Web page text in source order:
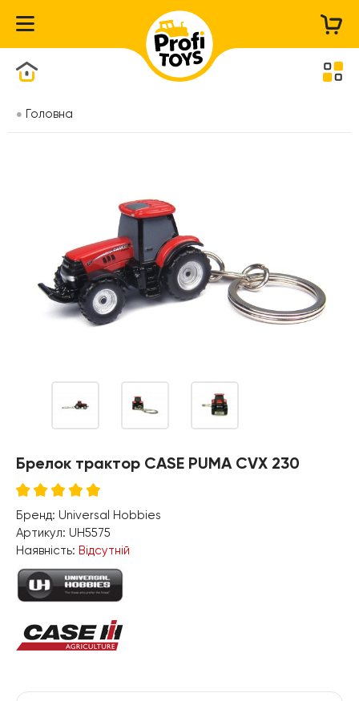
Головна
Брелок трактор CASE PUMA CVX 230
Бренд: Universal Hobbies
Артикул: UH5575
Наявність: Відсутній
Каталог товарів